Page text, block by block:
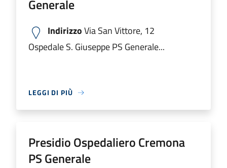
Generale
IndirizzoVia San Vittore, 12
Ospedale S. Giuseppe PS Generale...
LEGGI DI PIÙ
Presidio Ospedaliero Cremona
PS Generale